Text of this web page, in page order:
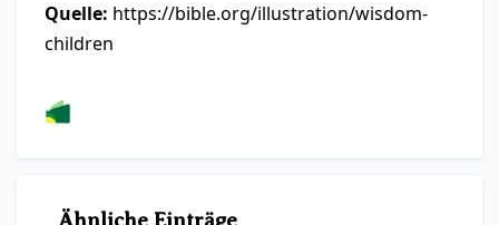
Quelle: https://bible.org/illustration/wisdom-
children
Ähnliche Einträge